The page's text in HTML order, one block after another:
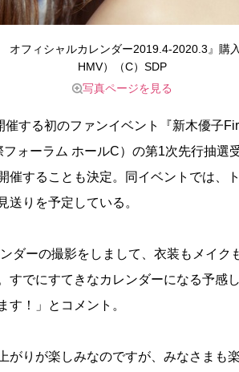
オフィシャルカレンダー2019.4-2020.3』購
HMV）（C）SDP
写真ページを見る
する初のファンイベント『新木優子
ォーラム ホールC）の第1次先行抽選
催することも決定。同イベントでは、
送りを予定している。
ダーの撮影をしまして、衣装もメイク
すでにすてきなカレンダーになる予感
す！」とコメント。
りが楽しみなのですが、みなさまも